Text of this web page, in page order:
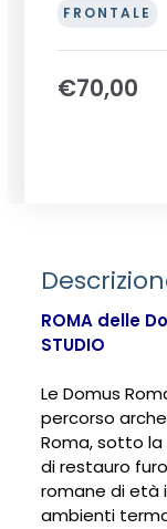
FRONTALE
€70,00
ROMA delle
STUDIO
Le Domus
percorso
Roma, sotto la
di restauro
romane di età
ambienti